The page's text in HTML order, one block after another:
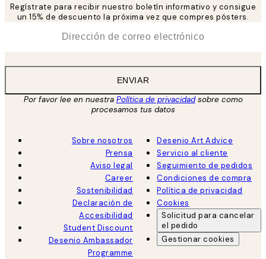
Regístrate para recibir nuestro boletín informativo y consigue
un 15% de descuento la próxima vez que compres pósters.
ENVIAR
Por favor lee en nuestra Política de privacidadsobre como
procesamos tus datos
Sobre nosotros
Prensa
Aviso legal
Career
Sostenibilidad
Declaración de
Accesibilidad
Student Discount
Desenio Ambassador
Programme
Desenio Art Advice
Servicio al cliente
Seguimiento de pedidos
Condiciones de compra
Política de privacidad
Cookies
Solicitud para cancelar
el pedido
Gestionar cookies